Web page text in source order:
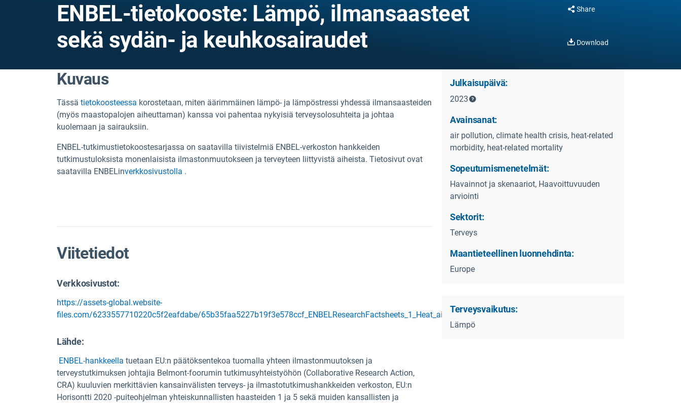
ENBEL-tietokooste: Lämpö, ilmansaasteet
sekä sydän- ja keuhkosairaudet
Share
Download
Kuvaus
Tässä tietokoosteessa korostetaan, miten äärimmäinen lämpö- ja lämpöstressi yhdessä ilmansaasteiden
(myös maastopalojen aiheuttaman) kanssa voi pahentaa nykyisiä terveysolosuhteita ja johtaa
kuolemaan ja sairauksiin.
ENBEL-tutkimustietokoostesarjassa on saatavilla tiivistelmiä ENBEL-verkoston hankkeiden
tutkimustuloksista monenlaisista ilmastonmuutokseen ja terveyteen liittyvistä aiheista. Tietosivut ovat
saatavilla ENBELinverkkosivustolla .
Viitetiedot
Verkkosivustot:
https://assets-global.website-
files.com/6233557710220c5f2eafdabe/65b35faa5227b19f3e578ccf_ENBELResearchFactsheets_1_Heat_airpollution_heart_lungdisease.pdf
Lähde:
ENBEL-hankkeella tuetaan EU:n päätöksentekoa tuomalla yhteen ilmastonmuutoksen ja
terveystutkimuksen johtajia Belmont-foorumin tutkimusyhteistyöhön (Collaborative Research Action,
CRA) kuuluvien merkittävien kansainvälisten terveys- ja ilmastotutkimushankkeiden verkoston, EU:n
Horisontti 2020 -puiteohjelman yhteiskunnallisten haasteiden 1 ja 5 sekä muiden kansallisten ja
Julkaisupäivä:
2023
Avainsanat:
air pollution, climate health crisis, heat-related
morbidity, heat-related mortality
Sopeutumismenetelmät:
Havainnot ja skenaariot, Haavoittuvuuden
arviointi
Sektorit:
Terveys
Maantieteellinen luonnehdinta:
Europe
Terveysvaikutus:
Lämpö